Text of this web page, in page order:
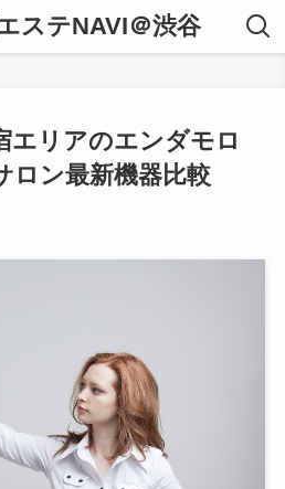
ステNAVI＠渋谷
エリアのエンダモロ
ロン最新機器比較